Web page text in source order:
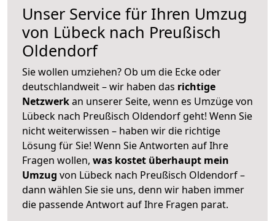
Unser Service für Ihren Umzug
von Lübeck nach Preußisch
Oldendorf
Sie wollen umziehen? Ob um die Ecke oder
deutschlandweit – wir haben das richtige
Netzwerkan unserer Seite, wenn es Umzüge von
Lübeck nach Preußisch Oldendorf geht! Wenn Sie
nicht weiterwissen – haben wir die richtige
Lösung für Sie! Wenn Sie Antworten auf Ihre
Fragen wollen, was kostet überhaupt mein
Umzug von Lübeck nach Preußisch Oldendorf –
dann wählen Sie sie uns, denn wir haben immer
die passende Antwort auf Ihre Fragen parat.